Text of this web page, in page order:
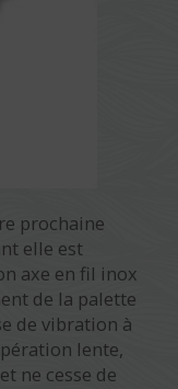
prochaine
elle est
axe en fil inox
de la palette
de vibration à
lente,
ne cesse de